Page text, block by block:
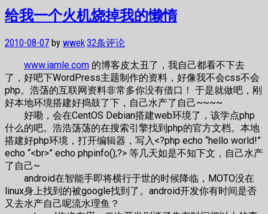
给我一个火机烧掉我的懒惰
2010-08-07 by wwek·32条评论
www.iamle.com 的博客皮太丑了，我自己都看不下去
了，好吧下WordPress主题制作的资料，好像我不会css不会
php。浩荡的互联网资料非常多你没有借口！ 于是就做吧，刚
好本地环境搭建好捣鼓了下，自己水产了自己~~~~
好嘞，会在CentOS Debian搭建web环境了，该学点php
什么的吧。浩浩荡荡的在搜索引擎找到php的官方文档。本地
搭建好php环境，打开编辑器，写入<?php echo “hello world!”
echo “<br>” echo phpinfo();?> 等几天如是不知下文，自己水产
了自己~
android在智能手即将横行于世的时候降临，MOTO没在
linux身上找到的被google找到了。android开发你有时间是否
又去水产自己呢流水理鱼？